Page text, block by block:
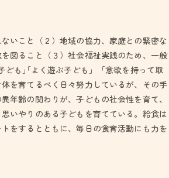
いこと（２）地域の協力、家庭との緊密な
図ること（３）社会福祉実践のため、一般
ども｣｢よく遊ぶ子ども」「意欲を持って取
を育てるべく日々努力しているが、その手
年齢の関わりが、子どもの社会性を育て、
いやりのある子どもを育てている。給食は
をするとともに、毎日の食育活動にも力を